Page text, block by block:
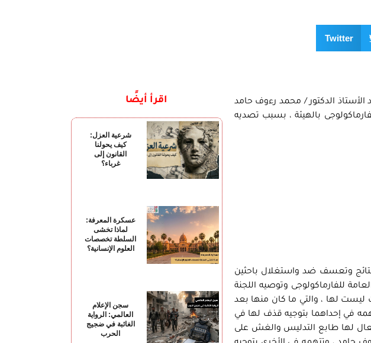
Twitter
الدكتور / محمد رءوف حامد
بالهيئة ، بسبب تصديه
وتعسف ضد واستغلال باحثين
للفارماكولوجى وتوصيه اللجنة
ليست لها ، والتي ما كان منها بعد
في إحداهما بتوجيه قذف لها في
/ 2007 يتضمن اتهامها بالإتيان بأفعال لها طابع التدليس والغش على
اقرأ أيضًا
شرعية العزل:
كيف يحولنا
القانون إلى
غرباء؟
عسكرة المعرفة:
لماذا تخشى
السلطة تخصصات
العلوم الإنسانية؟
سجن الإعلام
العالمي: الرواية
الغائبة في ضجيج
الحرب